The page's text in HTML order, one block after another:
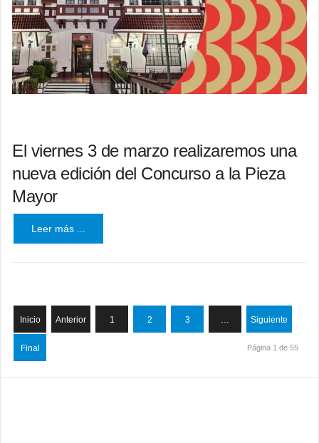
El viernes 3 de marzo realizaremos una
nueva edición del Concurso a la Pieza
Mayor
Leer más ...
Inicio Anterior 1 2 3 … Siguiente
Final Página 1 de 55